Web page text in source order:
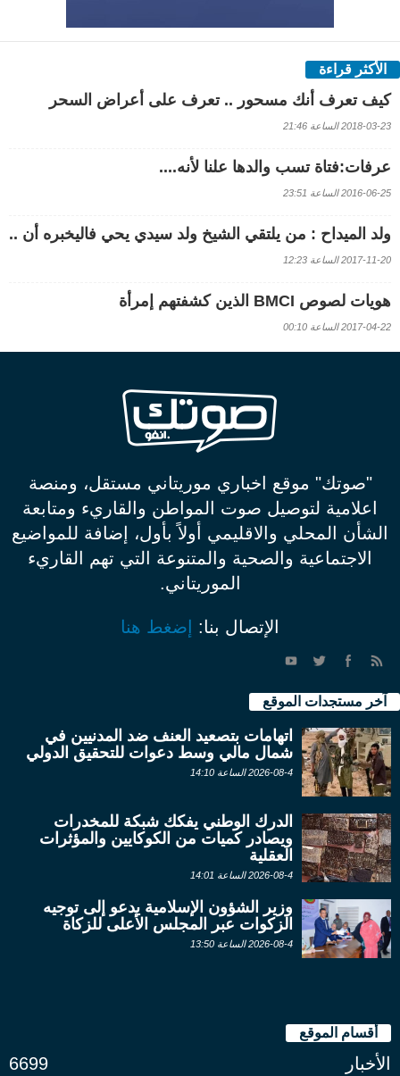
الأكثر قراءة
كيف تعرف أنك مسحور .. تعرف على أعراض السحر
2018-03-23 الساعة 21:46
عرفات:فتاة تسب والدها علنا لأنه....
2016-06-25 الساعة 23:51
ولد الميداح : من يلتقي الشيخ ولد سيدي يحي فاليخبره أن ..
2017-11-20 الساعة 12:23
هويات لصوص BMCI الذين كشفتهم إمرأة
2017-04-22 الساعة 00:10
"صوتك" موقع اخباري موريتاني مستقل، ومنصة
اعلامية لتوصيل صوت المواطن والقاريء ومتابعة
الشأن المحلي والاقليمي أولاً بأول، إضافة للمواضيع
الاجتماعية والصحية والمتنوعة التي تهم القاريء
الموريتاني.
الإتصال بنا: إضغط هنا
آخر مستجدات الموقع
اتهامات بتصعيد العنف ضد المدنيين في
شمال مالي وسط دعوات للتحقيق الدولي
2026-08-4 الساعة 14:10
الدرك الوطني يفكك شبكة للمخدرات
ويصادر كميات من الكوكايين والمؤثرات
العقلية
2026-08-4 الساعة 14:01
وزير الشؤون الإسلامية يدعو إلى توجيه
الزكوات عبر المجلس الأعلى للزكاة
2026-08-4 الساعة 13:50
أقسام الموقع
الأخبار 6699